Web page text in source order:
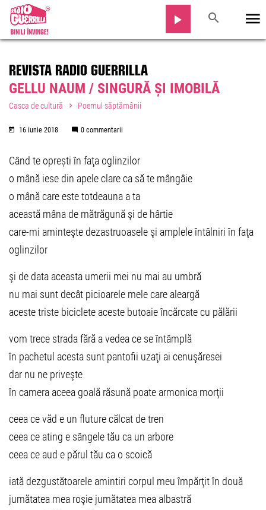
REVISTA RADIO GUERRILLA
GELLU NAUM / SINGURĂ ȘI IMOBILĂ
Casca de cultură Poemul săptămânii
16 iunie 2018 0 commentarii
Când te oprești în faţa oglinzilor
o mână iese din apele clare ca să te mângâie
o mână care este totdeauna a ta
această mâna de mătrăgună şi de hârtie
care-mi aminteşte dezastruoasele şi amplele întâlniri în faţa
oglinzilor
şi de data aceasta umerii mei nu mai au umbră
nu mai sunt decât picioarele mele care aleargă
aceste triste biciclete aceste butoaie încărcate cu pălării
vom trece strada fără a vedea ce se întâmplă
în pachetul acesta sunt pantofii uzaţi ai cenuşăresei
dar nu ne priveşte
în camera aceea goală răsună poate armonica morţii
ceea ce văd e un fluture călcat de tren
ceea ce ating e sângele tău ca un arbore
ceea ce aud e părul tău ca o scoică
iată dezgustătoarele amintiri corpul meu împărţit în două
jumătatea mea roşie jumătatea mea albastră